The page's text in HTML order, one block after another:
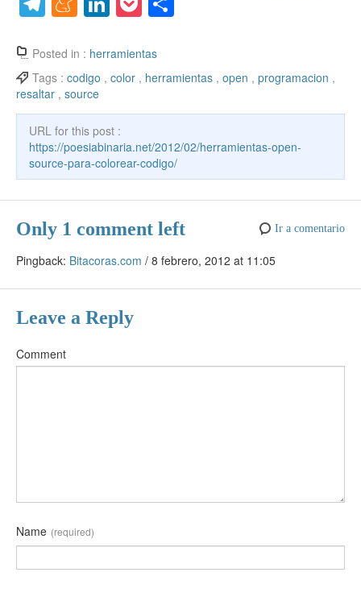
c
e
b
o
o
k
itt
er
er
st ar A
e
gr
a
m
n
e
a
m
e
k
e
dI
n
ck
et p
ar
Posted in : herramientas
Tags : codigo , color , herramientas , open , programacion ,
resaltar , source
URL for this post :
https://poesiabinaria.net/2012/02/herramientas-open-
source-para-colorear-codigo/
Only 1 comment left Ir a comentario
Pingback: Bitacoras.com / 8 febrero, 2012 at 11:05
Leave a Reply
Comment
Name (required)